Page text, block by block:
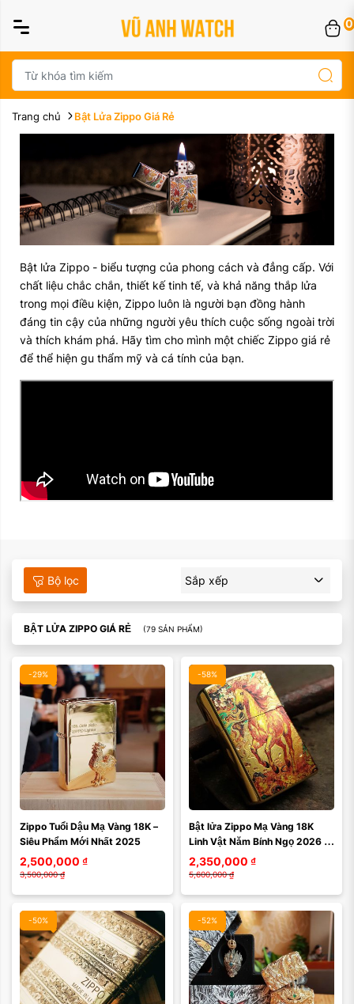
0
Trang chủ Bật Lửa Zippo Giá Rẻ
Bật lửa Zippo - biểu tượng của phong cách và đẳng cấp. Với
chất liệu chắc chắn, thiết kế tinh tế, và khả năng thắp lửa
trong mọi điều kiện, Zippo luôn là người bạn đồng hành
đáng tin cậy của những người yêu thích cuộc sống ngoài trời
và thích khám phá. Hãy tìm cho mình một chiếc Zippo giá rẻ
để thể hiện gu thẩm mỹ và cá tính của bạn.
Bộ lọc Sắp xếp
BẬT LỬA ZIPPO GIÁ RẺ (79 SẢN PHẨM)
-29%
Zippo Tuổi Dậu Mạ Vàng 18K –
Siêu Phẩm Mới Nhất 2025
2,500,000 ₫
3,500,000 ₫
-58%
Bật lửa Zippo Mạ Vàng 18K
Linh Vật Năm Bính Ngọ 2026 –
Siêu Phẩm Phong Thủy Đẳng
Cấp
2,350,000 ₫
5,600,000 ₫
-50% -52%